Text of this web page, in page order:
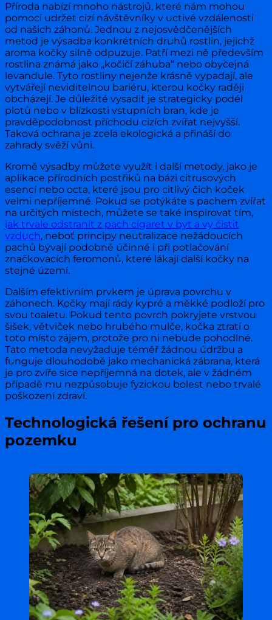
Příroda nabízí mnoho nástrojů, které nám mohou
pomoci udržet cizí návštěvníky v uctivé vzdálenosti
od našich záhonů. Jednou z nejosvědčenějších
metod je výsadba konkrétních druhů rostlin, jejichž
aroma kočky silně odpuzuje. Patří mezi ně především
rostlina známá jako „kočičí záhuba“ nebo obyčejná
levandule. Tyto rostliny nejenže krásně vypadají, ale
vytvářejí neviditelnou bariéru, kterou kočky raději
obcházejí. Je důležité vysadit je strategicky podél
plotů nebo v blízkosti vstupních bran, kde je
pravděpodobnost příchodu cizích zvířat nejvyšší.
Taková ochrana je zcela ekologická a přináší do
zahrady svěží vůni.
Kromě výsadby můžete využít i další metody, jako je
aplikace přírodních postřiků na bázi citrusových
esencí nebo octa, které jsou pro citlivý čich koček
velmi nepříjemné. Pokud se potýkáte s pachem zvířat
na určitých místech, můžete se také inspirovat tím,
jak trvale odstranit z pach cigaret v byt a vy čistit
vzduch, neboť principy neutralizace nežádoucích
pachů bývají podobně účinné i při potlačování
značkovacích feromonů, které lákají další kočky na
stejné území.
Dalším efektivním prvkem je úprava povrchu v
záhonech. Kočky mají rády kypré a měkké podloží pro
svou toaletu. Pokud tento povrch pokryjete vrstvou
šišek, větviček nebo hrubého mulče, kočka ztratí o
toto místo zájem, protože pro ni nebude pohodlné.
Tato metoda nevyžaduje téměř žádnou údržbu a
funguje dlouhodobě jako mechanická zábrana, která
je pro zvíře sice nepříjemná na dotek, ale v žádném
případě mu nezpůsobuje fyzickou bolest nebo trvalé
poškození zdraví.
Technologická řešení pro ochranu
pozemku